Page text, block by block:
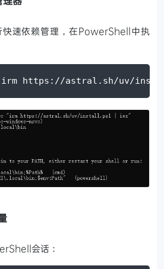
速依赖管理，在PowerShell中执
https://astral.sh/uv/
会话：